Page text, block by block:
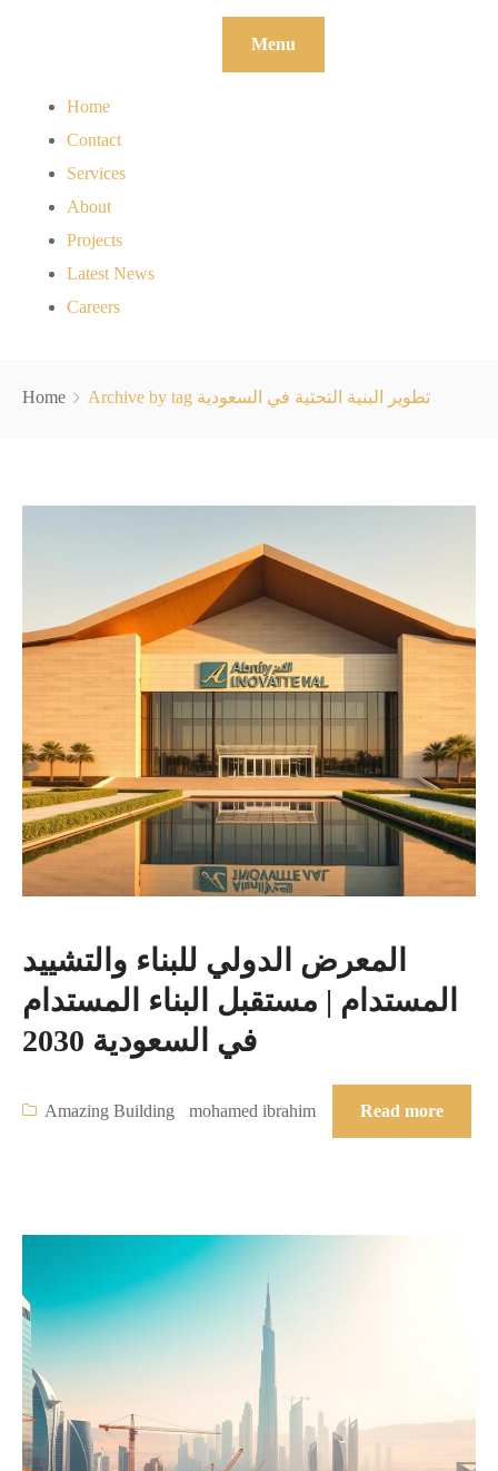
Menu
Home
Contact
Services
About
Projects
Latest News
Careers
Home Archive by tag تطوير البنية التحتية في السعودية
المعرض الدولي للبناء والتشييد
المستدام | مستقبل البناء المستدام
في السعودية 2030
Amazing Building mohamed ibrahim Read more